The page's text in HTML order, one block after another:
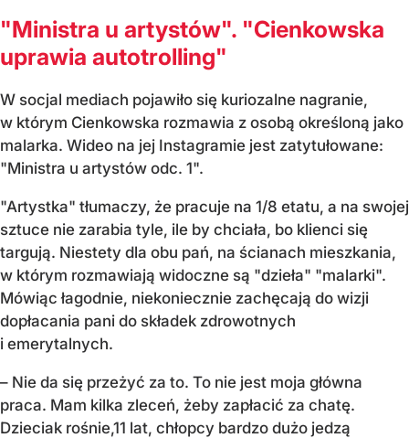
"Ministra u artystów". "Cienkowska
uprawia autotrolling"
W socjal mediach pojawiło się kuriozalne nagranie,
w którym Cienkowska rozmawia z osobą określoną jako
malarka. Wideo na jej Instagramie jest zatytułowane:
"Ministra u artystów odc. 1".
"Artystka" tłumaczy, że pracuje na 1/8 etatu, a na swojej
sztuce nie zarabia tyle, ile by chciała, bo klienci się
targują. Niestety dla obu pań, na ścianach mieszkania,
w którym rozmawiają widoczne są "dzieła" "malarki".
Mówiąc łagodnie, niekoniecznie zachęcają do wizji
dopłacania pani do składek zdrowotnych
i emerytalnych.
– Nie da się przeżyć za to. To nie jest moja główna
praca. Mam kilka zleceń, żeby zapłacić za chatę.
Dzieciak rośnie,11 lat, chłopcy bardzo dużo jedzą